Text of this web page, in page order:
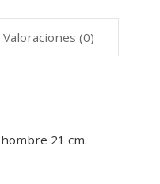
Valoraciones (0)
21 cm.